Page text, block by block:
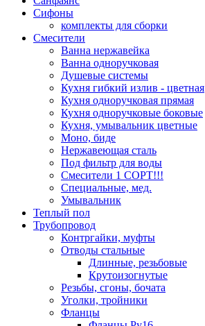
Сифоны
комплекты для сборки
Смесители
Ванна нержавейка
Ванна одноручковая
Душевые системы
Кухня гибкий излив - цветная
Кухня одноручковая прямая
Кухня одноручковые боковые
Кухня, умывальник цветные
Моно, биде
Нержавеющая сталь
Под фильтр для воды
Смесители 1 СОРТ!!!
Специальные, мед.
Умывальник
Теплый пол
Трубопровод
Контргайки, муфты
Отводы стальные
Длинные, резьбовые
Крутоизогнутые
Резьбы, сгоны, бочата
Уголки, тройники
Фланцы